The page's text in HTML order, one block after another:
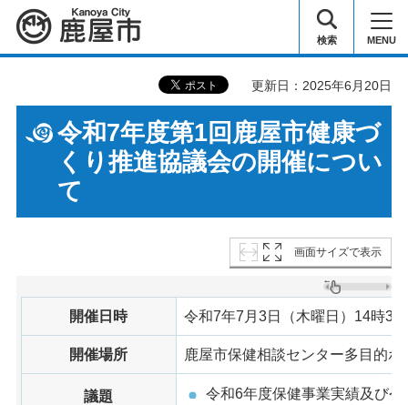
鹿屋市 検索 MENU
更新日：2025年6月20日
令和7年度第1回鹿屋市健康づ
くり推進協議会の開催につい
て
画面サイズで表示
開催日時 令和7年7月3日（木曜日）14時30
開催場所 鹿屋市保健相談センター多目的ホ
議題 令和6年度保健事業実績及び